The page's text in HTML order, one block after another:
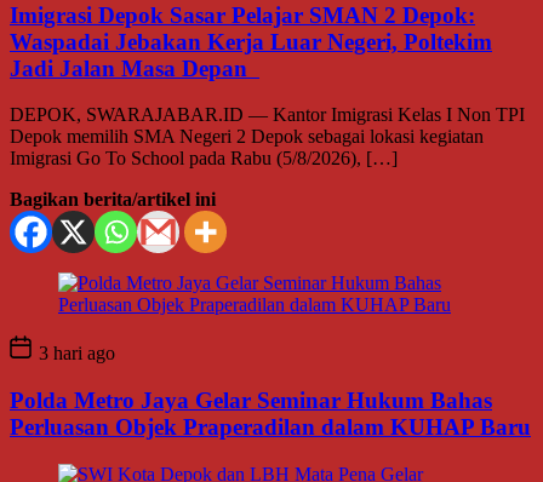
Imigrasi Depok Sasar Pelajar SMAN 2 Depok:
Waspadai Jebakan Kerja Luar Negeri, Poltekim
Jadi Jalan Masa Depan
DEPOK, SWARAJABAR.ID — Kantor Imigrasi Kelas I Non TPI
Depok memilih SMA Negeri 2 Depok sebagai lokasi kegiatan
Imigrasi Go To School pada Rabu (5/8/2026), […]
Bagikan berita/artikel ini
3 hari ago
Polda Metro Jaya Gelar Seminar Hukum Bahas
Perluasan Objek Praperadilan dalam KUHAP Baru